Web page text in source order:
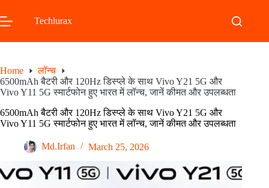
to
content
Techlurax
Home
लॉन्च
6500mAh बैटरी और 120Hz डिस्प्ले के साथ Vivo Y21 5G और
Vivo Y11 5G स्मार्टफोन हुए भारत में लॉन्च, जानें कीमत और उपलब्धता
6500mAh बैटरी और 120Hz डिस्प्ले के साथ Vivo Y21 5G और
Vivo Y11 5G स्मार्टफोन हुए भारत में लॉन्च, जानें कीमत और उपलब्धता
Md.Irfan March 25, 2026